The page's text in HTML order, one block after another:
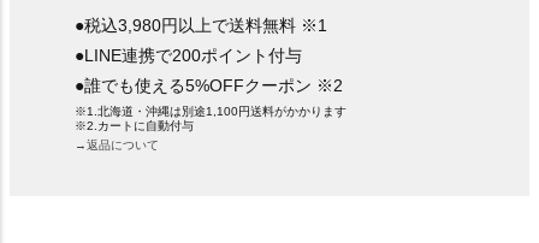
●税込3,980円以上で送料無料 ※1
●LINE連携で200ポイント付与
●誰でも使える5%OFFクーポン ※2
※1.北海道・沖縄は別途1,100円送料がかかります
※2.カートに自動付与
→返品について